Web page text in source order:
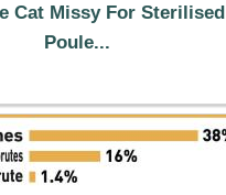
Cat Missy For Sterilised
Poule...
13.99 €